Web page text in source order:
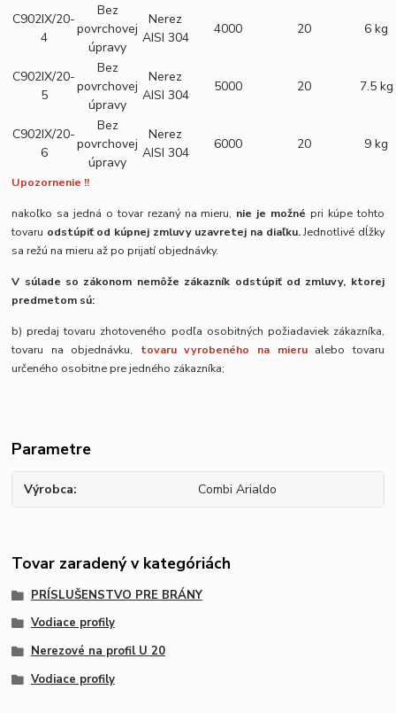
C902IX/20-
4
Bez
povrchovej
úpravy
Nerez
AISI 304
4000 20 6 kg
C902IX/20-
5
Bez
povrchovej
úpravy
Nerez
AISI 304
5000 20 7.5 kg
C902IX/20-
6
Bez
povrchovej
úpravy
Nerez
AISI 304
6000 20 9 kg
Upozornenie !!
nakoľko sa jedná o tovar rezaný na mieru, nie je možné pri kúpe tohto
tovaru odstúpiť od kúpnej zmluvy uzavretej na diaľku.Jednotlivé dĺžky
sa režú na mieru až po prijatí objednávky.
V súlade so zákonom nemôže zákazník odstúpiť od zmluvy, ktorej
predmetom sú:
b) predaj tovaru zhotoveného podľa osobitných požiadaviek zákazníka,
tovaru na objednávku, tovaru vyrobeného na mierualebo tovaru
určeného osobitne pre jedného zákazníka;
Parametre
Výrobca Combi Arialdo
Tovar zaradený v kategóriách
PRÍSLUŠENSTVO PRE BRÁNY
Vodiace profily
Nerezové na profil U 20
Vodiace profily